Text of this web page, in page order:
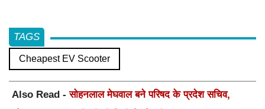
TAGS
Cheapest EV Scooter
Also Read -सोहनलाल मेघवाल बने परिषद के प्रदेश सचिव,